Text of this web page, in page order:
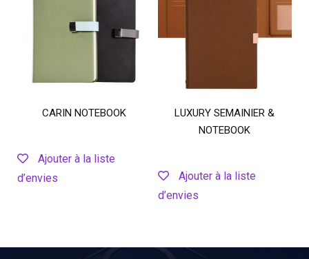
CARIN NOTEBOOK
Ajouter à la liste
d’envies
LUXURY SEMAINIER &
NOTEBOOK
Ajouter à la liste
d’envies